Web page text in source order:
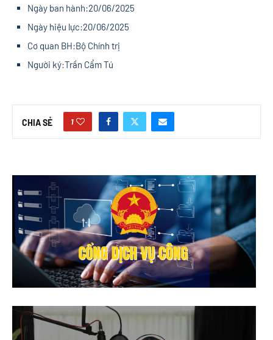
Ngày ban hành:20/06/2025
Ngày hiệu lực:20/06/2025
Cơ quan BH:Bộ Chính trị
Người ký:Trần Cẩm Tú
CHIA SẺ 1